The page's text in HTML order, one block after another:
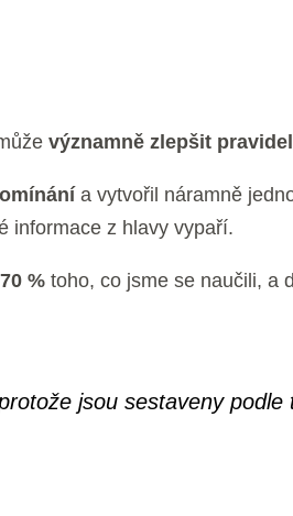
významně zlepšit
a vytvořil náramně
informace z hlavy vypaří.
% toho, co jsme se naučili, a
jsou sestaveny